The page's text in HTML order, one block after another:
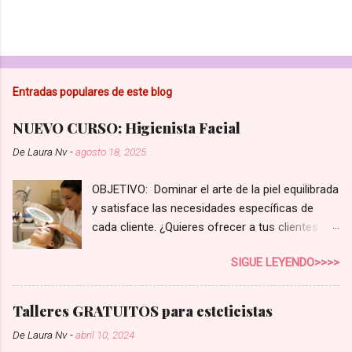
Entradas populares de este blog
NUEVO CURSO: Higienista Facial
DeLaura Nv -agosto 18, 2025
OBJETIVO: Dominar el arte de la piel equilibrada
y satisface las necesidades específicas de
cada cliente. ¿Quieres ofrecer a tus clientes un
la diferencia? En el competitivo mundo de la
estética, no basta con una limpieza superficial.
Tus clientes buscan soluciones reales,
personalizadas para su tipo de piel y sus
preocupaciones. Con nuestro curso de
SIGUE LEYENDO>>>>
Talleres GRATUITOS para esteticistas
DeLaura Nv -abril 10, 2024